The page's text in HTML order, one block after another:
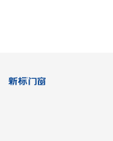
门窗实力派